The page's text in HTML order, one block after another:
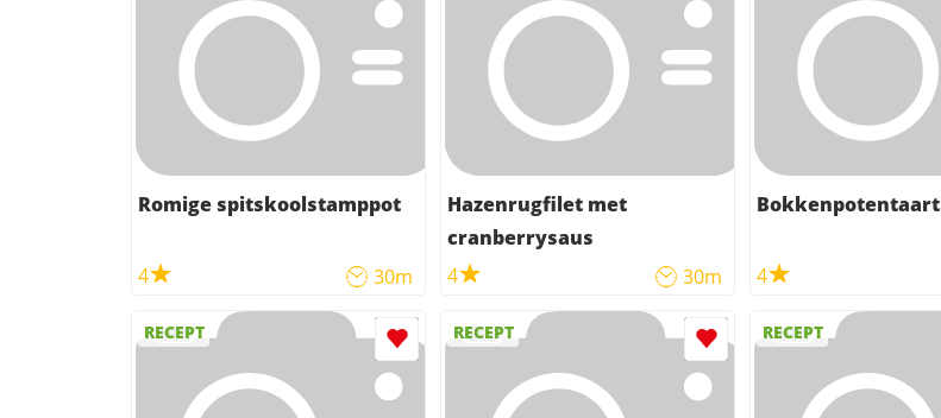
Romige spitskoolstamppot
4 30m
Hazenrugfilet met
cranberrysaus
4
30m
Bokkenpotentaart
4
RECEPT RECEPT RECEPT